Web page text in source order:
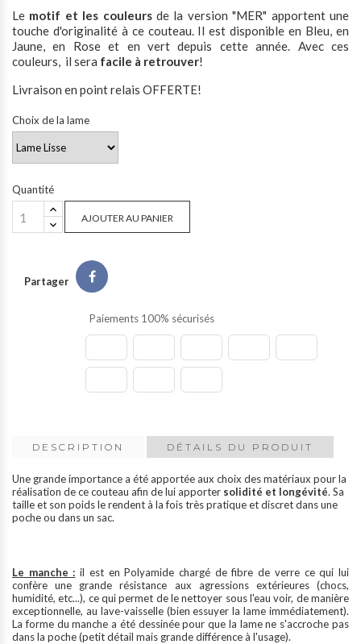
Le motif et les couleursde la version "MER" apportent une
touche d'originalité à ce couteau. Il est disponible en Bleu, en
Jaune, en Rose et en vert depuis cette année. Avec ces
couleurs, il sera facile à retrouver!
Livraison en point relais OFFERTE!
Choix de la lame
Quantité
AJOUTER AU PANIER
Partager
Paiements 100% sécurisés
DESCRIPTION DÉTAILS DU PRODUIT
Une grande importance a été apportée aux choix des matériaux pour la
réalisation de ce couteau afin de lui apporter solidité et longévité. Sa
taille et son poids le rendent à la fois très pratique et discret dans une
poche ou dans un sac.
Le manche : il est en Polyamide chargé de fibre de verre ce qui lui
confère une grande résistance aux agressions extérieures (chocs,
humidité, etc...), ce qui permet de le nettoyer sous l'eau voir, de manière
exceptionnelle, au lave-vaisselle (bien essuyer la lame immédiatement).
La forme du manche a été dessinée pour que la lame ne s'accroche pas
dans la poche (petit détail mais grande différence à l'usage).